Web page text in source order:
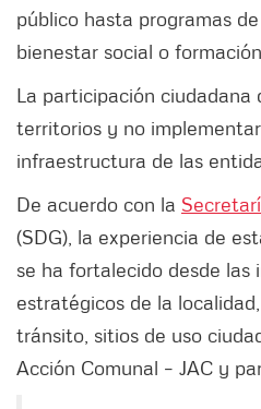
público hasta programas
bienestar social o
La participación ciudadana
territorios y no
infraestructura de las
De acuerdo con la
(SDG), la experiencia de
se ha fortalecido desde las
estratégicos de la
tránsito, sitios de uso
Acción Comunal – JAC y